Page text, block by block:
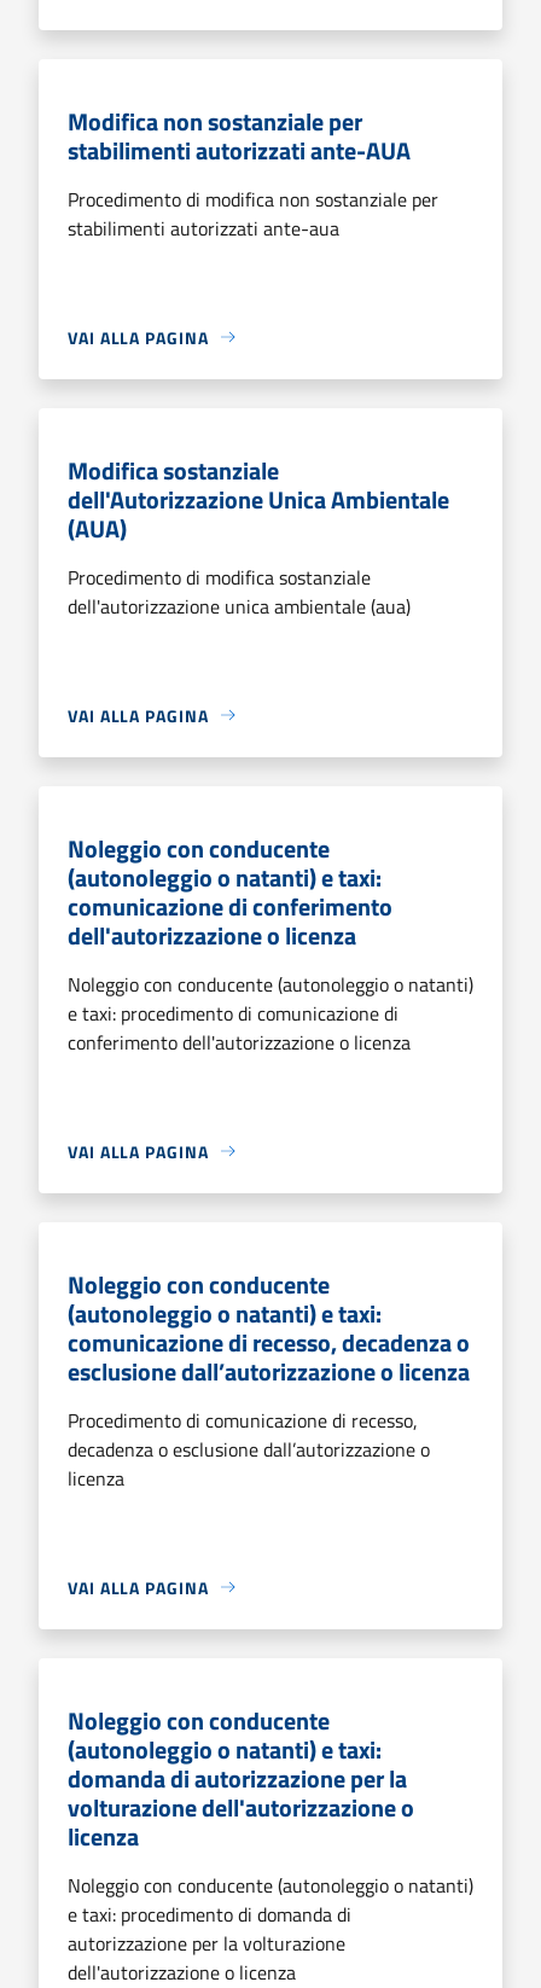
Modifica non sostanziale per
stabilimenti autorizzati ante-AUA
Procedimento di modifica non sostanziale per
stabilimenti autorizzati ante-aua
VAI ALLA PAGINA
Modifica sostanziale
dell'Autorizzazione Unica Ambientale
(AUA)
Procedimento di modifica sostanziale
dell'autorizzazione unica ambientale (aua)
VAI ALLA PAGINA
Noleggio con conducente
(autonoleggio o natanti) e taxi:
comunicazione di conferimento
dell'autorizzazione o licenza
Noleggio con conducente (autonoleggio o natanti)
e taxi: procedimento di comunicazione di
conferimento dell'autorizzazione o licenza
VAI ALLA PAGINA
Noleggio con conducente
(autonoleggio o natanti) e taxi:
comunicazione di recesso, decadenza o
esclusione dall’autorizzazione o licenza
Procedimento di comunicazione di recesso,
decadenza o esclusione dall’autorizzazione o
licenza
VAI ALLA PAGINA
Noleggio con conducente
(autonoleggio o natanti) e taxi:
domanda di autorizzazione per la
volturazione dell'autorizzazione o
licenza
Noleggio con conducente (autonoleggio o natanti)
e taxi: procedimento di domanda di
autorizzazione per la volturazione
dell'autorizzazione o licenza